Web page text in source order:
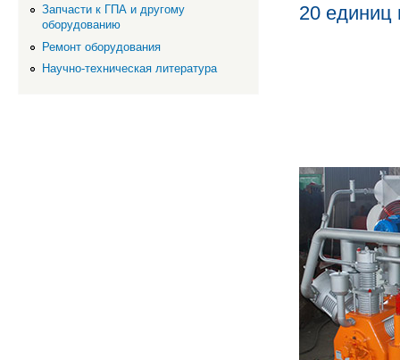
Запчасти к ГПА и другому
оборудованию
Ремонт оборудования
Научно-техническая литература
20 единиц